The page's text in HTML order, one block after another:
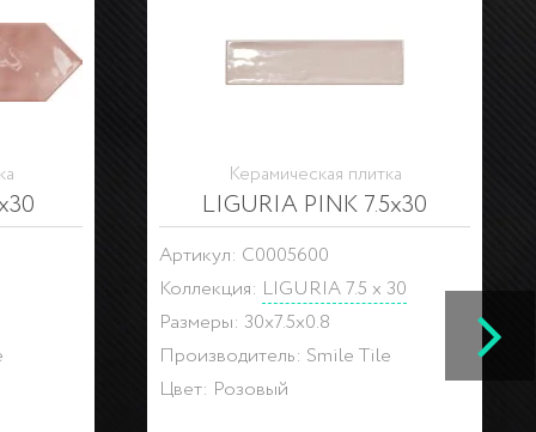
Керамическая плитка
LIGURIA PINK 7.5x30
Артикул: С0005600
Коллекция: LIGURIA 7.5 x 30
Размеры: 30x7.5x0.8
Производитель: Smile Tile
Цвет: Розовый